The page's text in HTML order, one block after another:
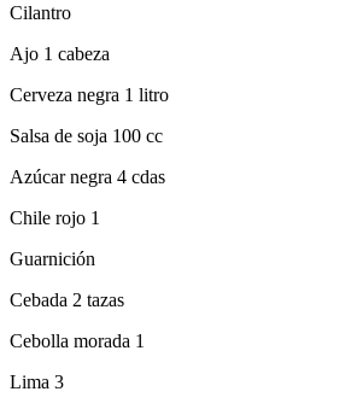
Cilantro
Ajo 1 cabeza
Cerveza negra 1 litro
Salsa de soja 100 cc
Azúcar negra 4 cdas
Chile rojo 1
Guarnición
Cebada 2 tazas
Cebolla morada 1
Lima 3